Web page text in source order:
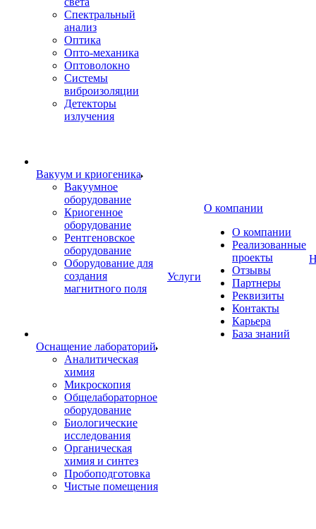
Спектральный
анализ
Оптика
Опто-механика
Оптоволокно
Системы
виброизоляции
Детекторы
излучения
Вакуум и криогеника
Вакуумное
оборудование
Криогенное
оборудование
Рентгеновское
оборудование
Оборудование для
создания
магнитного поля
Оснащение лабораторий
Аналитическая
химия
Микроскопия
Общелабораторное
оборудование
Биологические
исследования
Органическая
химия и синтез
Пробоподготовка
Чистые помещения
Услуги
О компании
О компании
Реализованные
проекты
Отзывы
Партнеры
Реквизиты
Контакты
Карьера
База знаний